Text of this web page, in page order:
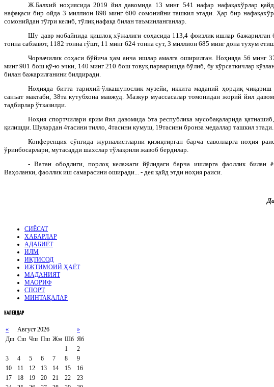
Ж.Балхий ноҳиясида 2019 йил давомида 13 минг 541 нафар нафақахўрлар
нафақаси бир ойда 3 миллион 898 минг 600 сомонийни ташкил этади. Ҳар бир
сомонийдан тўғри келиб, тўлиқ нафақа билан таъминланганлар.
Шу давр мобайнида қишлоқ хўжалиги соҳасида 113,4 фоизлик ишлар бажарилган
тонна сабзавот, 1182 тонна гўшт, 11 минг 624 тонна сут, 3 миллион 685 минг дона тухум
Чорвачилик соҳаси бўйича ҳам анча ишлар амалга оширилган. Ноҳияда 56 минг
минг 901 бош қў-ю эчки, 140 минг 210 бош товуқ парваришда бўлиб, бу кўрсаткичлар
билан бажарилганини билдиради.
Ноҳияда битта тарихий-ўлкашунослик музейи, иккита маданий ҳордиқ чиқариш
санъат мактаби, 38та кутубхона мавжуд. Мазкур муассасалар томонидан жорий йил
тадбирлар ўтказилди.
Ноҳия спортчилари ярим йил давомида 5та республика мусобақаларида қатнашиб,
қилишди. Шулардан 4тасини тилло, 4тасини кумуш, 19тасини бронза медаллар ташкил этади...
Конференция сўнгида журналистларни қизиқтирган барча саволларга ноҳия
ўринбосарлари, мутасадди шахслар тўлақонли жавоб бердилар.
- Ватан ободлиги, порлоқ келажаги йўлидаги барча ишларга фаоллик билан
Ваҳоланки, фаоллик иш самарасини оширади... - дея қайд этди ноҳия раиси.
СИЁСАТ
ХАБАРЛАР
АДАБИЁТ
ИЛМ
ИҚТИСОД
ИЖТИМОИЙ ҲАЁТ
МАДАНИЯТ
МАОРИФ
СПОРТ
МИНТАҚАЛАР
КАЛЕНДАР
« Август 2026
»
Дш Сш Чш Пш Жм Шб Яб
1
2
3
4 5 6 7 8
9
10
11 12 13 14 15
16
17
18 19 20 21 22
23